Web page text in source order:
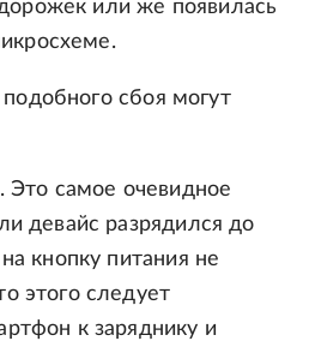
или же появилась
сбоя могут
Это самое очевидное
девайс разрядился до
кнопку питания не
этого следует
к заряднику и